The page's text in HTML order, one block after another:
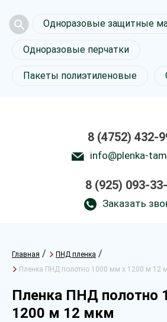
Одноразовые защитные
Одноразовые перчатки
Пакеты полиэтиленовые
8 (4752) 432-
info@plenka-
8 (925) 093-
Заказать
Главная / ПНД пленка /
Пленка ПНД полотно 1000 мм х 1200 м 12
Пленка ПНД полотно
1200 м 12 мкм